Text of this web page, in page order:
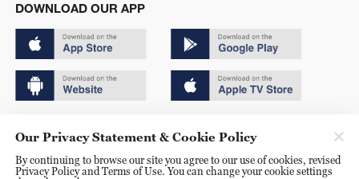
DOWNLOAD OUR APP
京ICP备20000184号
Our Privacy Statement & Cookie Policy
By continuing to browse our site you agree to our use of cookies, revised
Privacy Policy and Terms of Use. You can change your cookie settings